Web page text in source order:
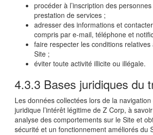
procéder à l’inscription des
prestation de services ;
adresser des informations et
compris par e-mail, téléphone et
faire respecter les conditions relatives
Site ;
éviter toute activité illicite ou illégale.
4.3.3 Bases juridiques du
Les données collectées lors de la
juridique l’intérêt légitime de Z Corp, à
analyse des comportements sur le Site et
sécurité et un fonctionnement améliorés du